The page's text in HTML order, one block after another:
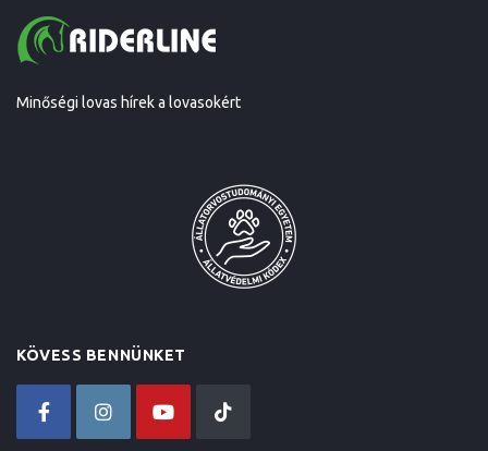
Minőségi lovas hírek a lovasokért
KÖVESS BENNÜNKET